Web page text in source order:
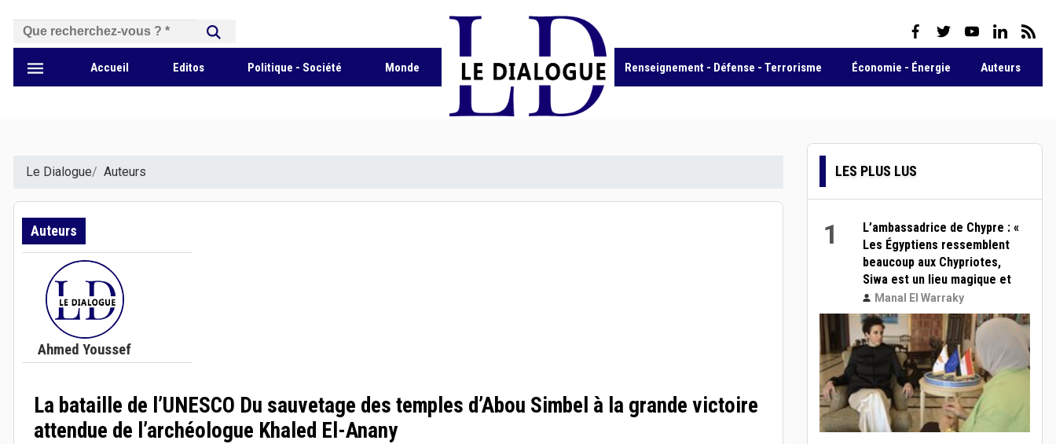
بحث
Accueil Editos Politique - Société Monde
facebook
twitteryoutubelinkedin
rss
Renseignement - Défense - Terrorisme Économie - Énergie Auteurs
Le Dialogue Auteurs
Auteurs
Ahmed Youssef
La bataille de l’UNESCO Du sauvetage des temples d’Abou Simbel à la grande victoire
attendue de l’archéologue Khaled El-Anany
LES PLUS LUS
1
L’ambassadrice de Chypre : «
Les Égyptiens ressemblent
beaucoup aux Chypriotes,
Siwa est un lieu magique et
Salah est un modèle pour les
jeunes »
Manal El Warraky